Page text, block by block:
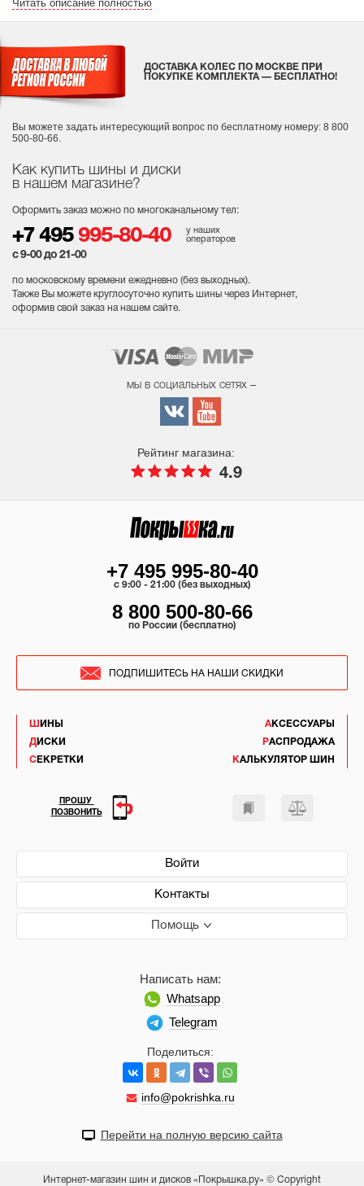
Читать описание полностью
Как купить шины и диски
в нашем магазине?
Оформить заказ можно по многоканальному тел:
+7 495 995-80-40
у наших
операторов
с 9-00 до 21-00
по московскому времени ежедневно (без выходных).
Также Вы можете круглосуточно купить шины через Интернет,
оформив свой заказ на нашем сайте.
ДОСТАВКА КОЛЕС ПО МОСКВЕ ПРИ
ПОКУПКЕ КОМПЛЕКТА — БЕСПЛАТНО!
Вы можете задать интересующий вопрос по бесплатному номеру: 8 800
500-80-66.
мы в социальных сетях –
Рейтинг магазина:
4.9
ШИНЫ
ДИСКИ
СЕКРЕТКИ
АКСЕССУАРЫ
РАСПРОДАЖА
КАЛЬКУЛЯТОР ШИН
Войти
Контакты
Помощь
Поделиться:
info@pokrishka.ru
Написать нам:
Whatsapp
Telegram
+7 495 995-80-40
c 9:00 - 21:00 (без выходных)
8 800 500-80-66
по России (бесплатно)
ПОДПИШИТЕСЬ НА НАШИ СКИДКИ
ПРОШУ
ПОЗВОНИТЬ
Перейти на полную версию сайта
Интернет-магазин шин и дисков «Покрышка.ру» © Copyright